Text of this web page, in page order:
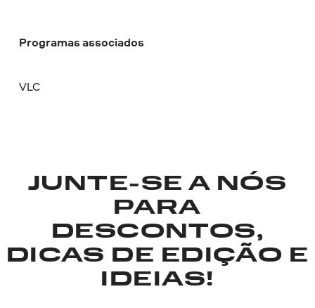
Programas associados
VLC
JUNTE-SE A NÓS
PARA
DESCONTOS,
DICAS DE EDIÇÃO E
IDEIAS!